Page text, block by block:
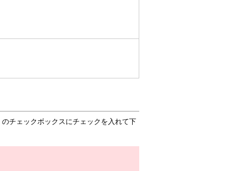
チェックボックスにチェックを入れて下